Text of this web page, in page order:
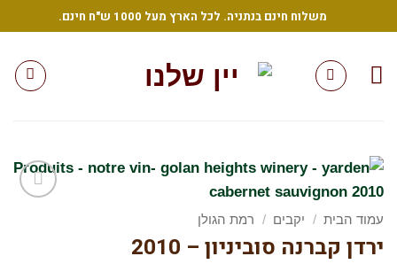
משלוח חינם בנתניה. לכל הארץ מעל 1000 ש"ח חינם.
עמוד הבית / יקבים / רמת הגולן
ירדן קברנה סוביניון – 2010